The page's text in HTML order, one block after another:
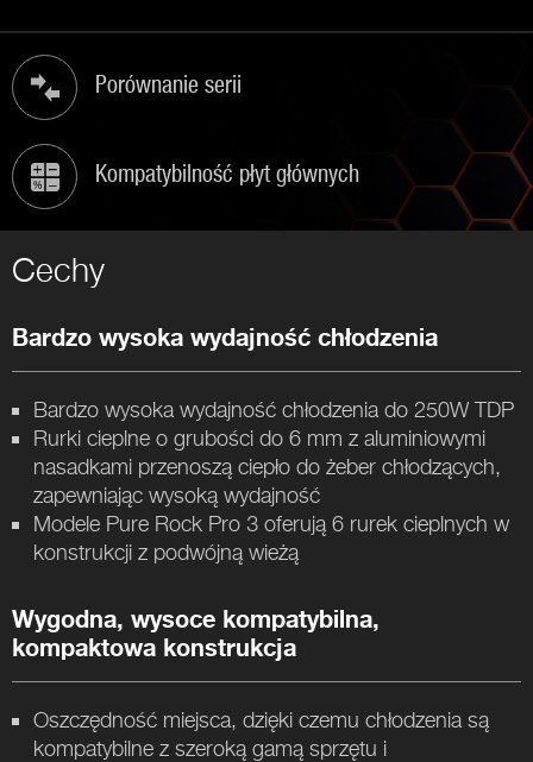
Porównanie serii
Kompatybilność płyt głównych
Cechy
Bardzo wysoka wydajność chłodzenia
Bardzo wysoka wydajność chłodzenia do 250W TDP
Rurki cieplne o grubości do 6 mm z aluminiowymi
nasadkami przenoszą ciepło do żeber chłodzących,
zapewniając wysoką wydajność
Modele Pure Rock Pro 3 oferują 6 rurek cieplnych w
konstrukcji z podwójną wieżą
Wygodna, wysoce kompatybilna,
kompaktowa konstrukcja
Oszczędność miejsca, dzięki czemu chłodzenia są
kompatybilne z szeroką gamą sprzętu i